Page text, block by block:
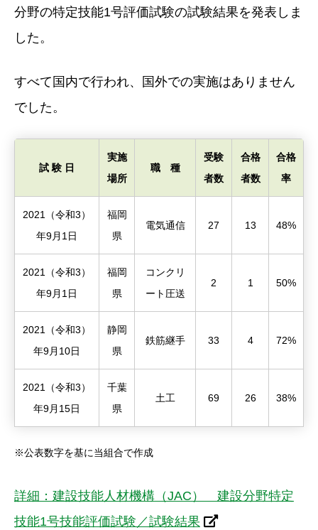
分野の特定技能1号評価試験の試験結果を発表しま
した。
すべて国内で行われ、国外での実施はありません
でした。
試 験 日
実施
場所
職 種
受験
者数
合格
者数
合格
率
2021（令和3）
年9月1日
福岡
県
電気通信 27 13 48%
2021（令和3）
年9月1日
福岡
県
コンクリ
ート圧送
2 1 50%
2021（令和3）
年9月10日
静岡
県
鉄筋継手 33 4 72%
2021（令和3）
年9月15日
千葉
県
土工 69 26 38%
※公表数字を基に当組合で作成
詳細：建設技能人材機構（JAC） 建設分野特定
技能1号技能評価試験／試験結果